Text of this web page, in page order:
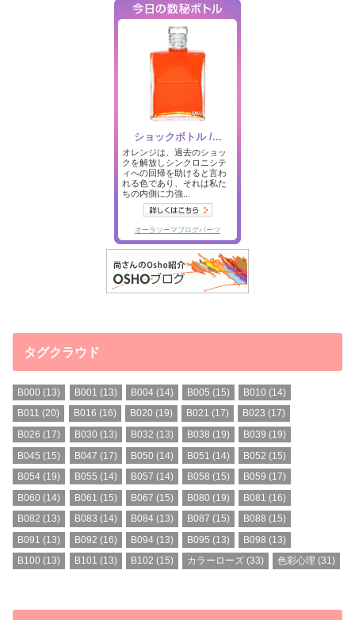
タグクラウド
B000 (13) B001 (13) B004(14) B005 (15) B010 (14)
B011 (20) B016 (16) B020 (19) B021 (17) B023 (17)
B026 (17) B030 (13) B032 (13) B038 (19) B039 (19)
B045 (15) B047 (17) B050 (14) B051 (14) B052 (15)
B054 (19) B055 (14) B057 (14) B058 (15) B059 (17)
B060 (14) B061 (15) B067 (15) B080 (19) B081 (16)
B082 (13) B083 (14) B084(13) B087 (15) B088 (15)
B091 (13) B092 (16) B094(13) B095 (13) B098 (13)
B100 (13) B101 (13) B102 (15) カラーローズ (33) 色彩心理 (31)